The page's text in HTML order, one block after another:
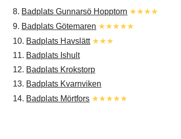
8. Badplats Gunnarsö Hopptorn ★★★★
9. Badplats Götemaren ★★★★★
10. Badplats Havslätt ★★★
11. Badplats Ishult
12. Badplats Krokstorp
13. Badplats Kvarnviken
14. Badplats Mörtfors ★★★★★